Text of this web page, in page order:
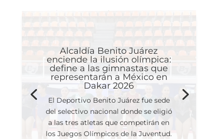
Alcaldía Benito Juárez
enciende la ilusión olímpica:
define a las gimnastas que
representarán a México en
Dakar 2026
El Deportivo Benito Juárez fue sede
del selectivo nacional donde se eligió
a las tres atletas que competirán en
los Juegos Olímpicos de la Juventud.